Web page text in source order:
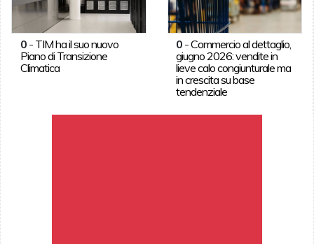
0- TIM ha il suo nuovo
Piano di Transizione
Climatica
0 -Commercio al dettaglio,
giugno 2026: vendite in
lieve calo congiunturale ma
in crescita su base
tendenziale